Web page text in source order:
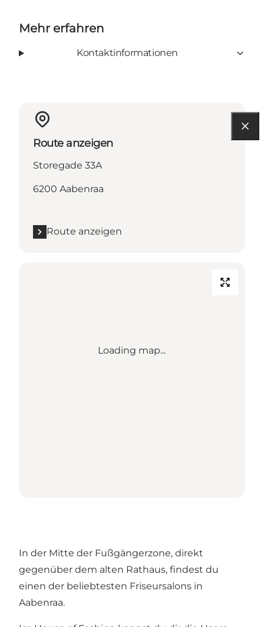
Mehr erfahren
Kontaktinformationen
Route anzeigen
Storegade 33A
6200 Aabenraa
Route anzeigen
Loading map...
In der Mitte der Fußgängerzone, direkt
gegenüber dem alten Rathaus, findest du
einen der beliebtesten Friseursalons in
Aabenraa.